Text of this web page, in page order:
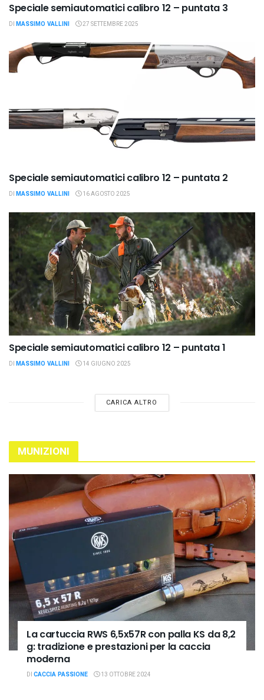
Speciale semiautomatici calibro 12 – puntata 3
DI MASSIMO VALLINI 27 SETTEMBRE 2025
Speciale semiautomatici calibro 12 – puntata 2
DI MASSIMO VALLINI 16 AGOSTO 2025
Speciale semiautomatici calibro 12 – puntata 1
DI MASSIMO VALLINI 14 GIUGNO 2025
CARICA ALTRO
MUNIZIONI
La cartuccia RWS 6,5x57R con palla KS da 8,2
g: tradizione e prestazioni per la caccia
moderna
DI CACCIA PASSIONE 13 OTTOBRE 2024